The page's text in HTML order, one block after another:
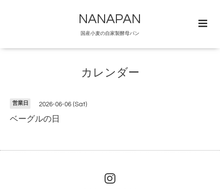
NANAPAN
国産小麦の自家製酵母パン
カレンダー
営業日 2026-06-06 (Sat)
ベーグルの日